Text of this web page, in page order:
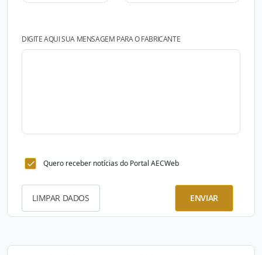
DIGITE AQUI SUA MENSAGEM PARA O FABRICANTE
Quero receber notícias do Portal AECWeb
LIMPAR DADOS ENVIAR